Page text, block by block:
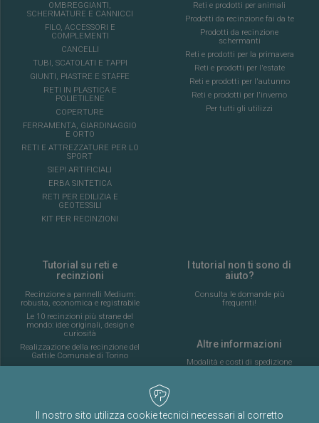
OMBREGGIANTI,
SCHERMATURE E CANNICCI
FILO, ACCESSORI E
COMPLEMENTI
CANCELLI
TUBI, SCATOLATI E TAPPI
GIUNTI, PIASTRE E STAFFE
RETI IN PLASTICA E
POLIETILENE
COPERTURE
FERRAMENTA, GIARDINAGGIO
E ORTO
RETI E ATTREZZATURE PER LO
SPORT
SIEPI ARTIFICIALI
ERBA SINTETICA
RETI PER EDILIZIA E
GEOTESSILI
KIT PER RECINZIONI
Reti e prodotti per animali
Prodotti da recinzione fai da te
Prodotti da recinzione
schermanti
Reti e prodotti per la primavera
Reti e prodotti per l'estate
Reti e prodotti per l'autunno
Reti e prodotti per l'inverno
Per tutti gli utilizzi
Tutorial su reti e
recinzioni
Recinzione a pannelli Medium:
robusta, economica e registrabile
Le 10 recinzioni più strane del
mondo: idee originali, design e
curiosità
Realizzazione della recinzione del
Gattile Comunale di Torino
Bonus recinzioni 2026 vs 2027:
I tutorial non ti sono di
aiuto?
Consulta le domande più
frequenti!
Altre informazioni
Modalità e costi di spedizione
Termini e condizioni d’uso
Il nostro sito utilizza cookie tecnici necessari al corretto